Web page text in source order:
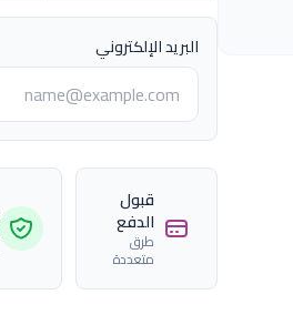
البريد الإلكتروني
قبول
الدفع
طرق
متعددة